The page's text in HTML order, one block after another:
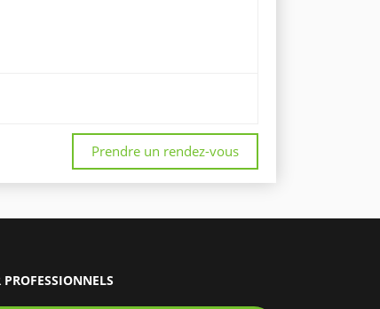
Prendre un rendez-vous
PROFESSIONNELS